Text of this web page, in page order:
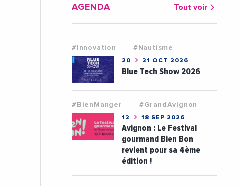
AGENDA Tout voir
#Innovation #Nautisme
20 21 OCT 2026
Blue Tech Show 2026
#BienManger #GrandAvignon
12 18 SEP 2026
Avignon : Le Festival
gourmand Bien Bon
revient pour sa 4ème
édition !